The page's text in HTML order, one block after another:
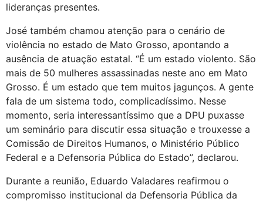
lideranças presentes.
José também chamou atenção para o cenário de
violência no estado de Mato Grosso, apontando a
ausência de atuação estatal. “É um estado violento. São
mais de 50 mulheres assassinadas neste ano em Mato
Grosso. É um estado que tem muitos jagunços. A gente
fala de um sistema todo, complicadíssimo. Nesse
momento, seria interessantíssimo que a DPU puxasse
um seminário para discutir essa situação e trouxesse a
Comissão de Direitos Humanos, o Ministério Público
Federal e a Defensoria Pública do Estado”, declarou.
Durante a reunião, Eduardo Valadares reafirmou o
compromisso institucional da Defensoria Pública da